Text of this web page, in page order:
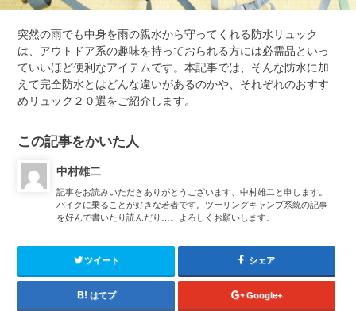
突然の雨でも中身を雨の親水から守ってくれる防水リュック
は、アウトドア系の趣味を持っておられる方には必需品といっ
ていいほど便利なアイテムです。本記事では、そんな防水に加
えて完全防水とはどんな違いがあるのかや、それぞれのおすす
めリュック２０選をご紹介します。
この記事をかいた人
中村雄二
記事をお読みいただきありがとうございます、中村雄二と申します。
バイクに乗ることが好きな若者です。ツーリングキャンプ系統の記事
を好んで書いたり読んだり…。よろしくお願いします。
ツイート シェア
はてブ Google+